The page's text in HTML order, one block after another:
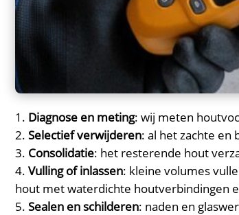
Diagnose en meting: wij meten
Selectief verwijderen: al het zachte
Consolidatie: het resterende hout
Vulling of inlassen: kleine volumes
hout met waterdichte houtverbindingen
Sealen en schilderen: naden en